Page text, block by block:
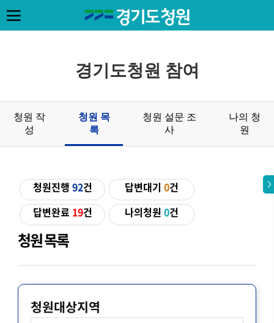
경기도청원 참여
청원 작
성
청원 목
록
청원 설문 조
사
나의 청
원
청원 목록
청원진행 92건 답변대기0건
답변완료 19건 나의청원0건
청원대상지역